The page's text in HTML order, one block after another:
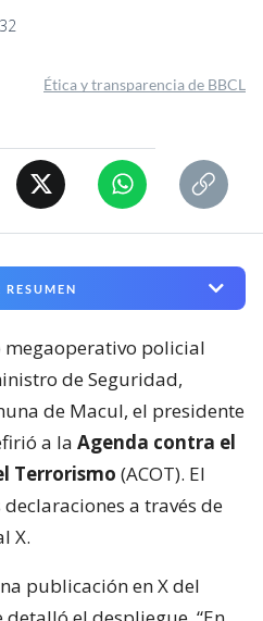
Ética y transparencia de BBCL
RESUMEN
megaoperativo policial
de Seguridad,
de Macul, el presidente
a la Agenda contra el
Terrorismo (ACOT). El
a través de
X.
publicación en X del